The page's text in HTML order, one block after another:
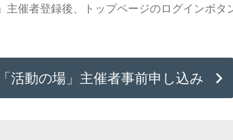
催者登録後、トップページのログインボタ
「活動の場」主催者事前申し込み